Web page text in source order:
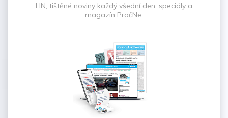
HN, tištěné noviny každý všední den, speciály a
magazín PročNe.